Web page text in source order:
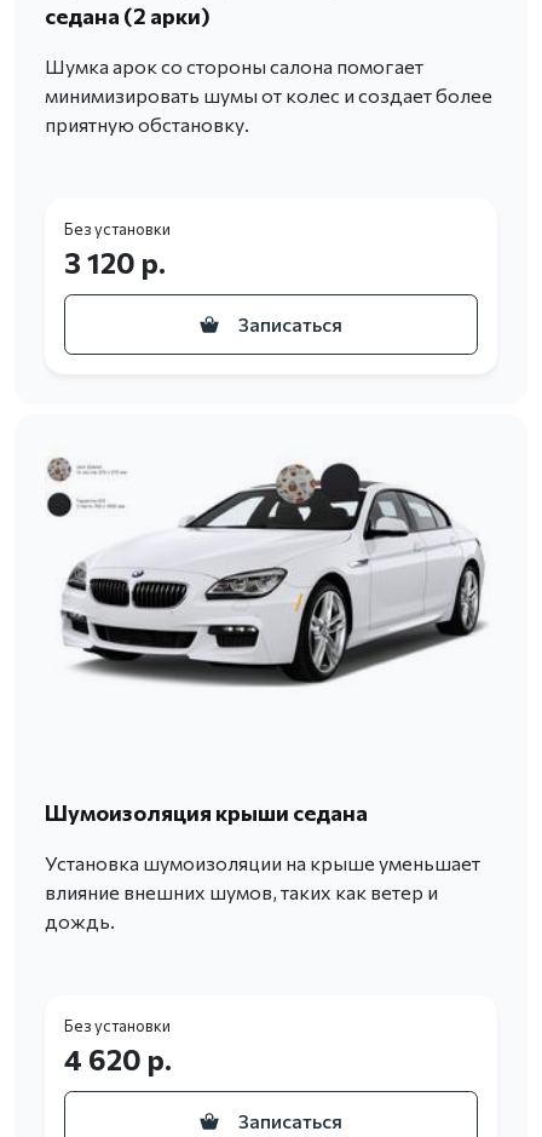
седана (2 арки)
Шумка арок со стороны салона помогает
минимизировать шумы от колес и создает более
приятную обстановку.
Без установки
3 120 р.
Записаться
Шумоизоляция крыши седана
Установка шумоизоляции на крыше уменьшает
влияние внешних шумов, таких как ветер и
дождь.
Без установки
4 620 р.
Записаться